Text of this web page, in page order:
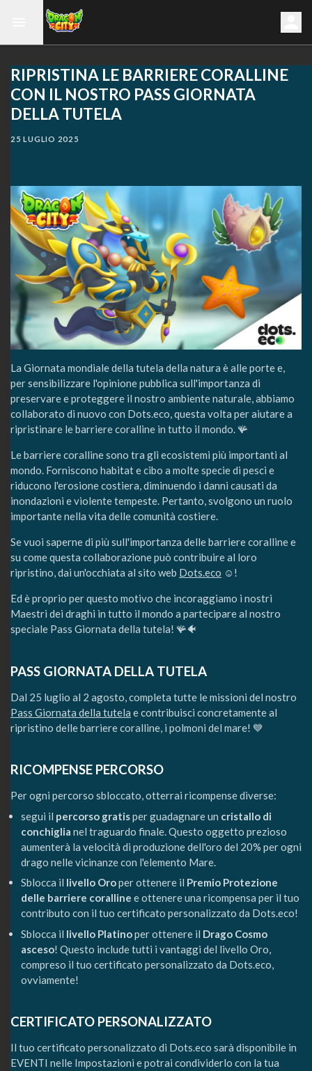
RIPRISTINA LE BARRIERE CORALLINE
CON IL NOSTRO PASS GIORNATA
DELLA TUTELA
25 LUGLIO 2025
La Giornata mondiale della tutela della natura è alle porte e,
per sensibilizzare l'opinione pubblica sull'importanza di
preservare e proteggere il nostro ambiente naturale, abbiamo
collaborato di nuovo con Dots.eco, questa volta per aiutare a
ripristinare le barriere coralline in tutto il mondo. 🪸
Le barriere coralline sono tra gli ecosistemi più importanti al
mondo. Forniscono habitat e cibo a molte specie di pesci e
riducono l'erosione costiera, diminuendo i danni causati da
inondazioni e violente tempeste. Pertanto, svolgono un ruolo
importante nella vita delle comunità costiere.
Se vuoi saperne di più sull'importanza delle barriere coralline e
su come questa collaborazione può contribuire al loro
ripristino, dai un'occhiata al sito web Dots.eco ☺️!
Ed è proprio per questo motivo che incoraggiamo i nostri
Maestri dei draghi in tutto il mondo a partecipare al nostro
speciale Pass Giornata della tutela! 🪸🐠
PASS GIORNATA DELLA TUTELA
Dal 25 luglio al 2 agosto, completa tutte le missioni del nostro
Pass Giornata della tutela e contribuisci concretamente al
ripristino delle barriere coralline, i polmoni del mare! 💙
RICOMPENSE PERCORSO
Per ogni percorso sbloccato, otterrai ricompense diverse:
segui il percorso gratisper guadagnare un cristallo di
conchiglia nel traguardo finale. Questo oggetto prezioso
aumenterà la velocità di produzione dell'oro del 20% per ogni
drago nelle vicinanze con l'elemento Mare.
Sblocca il livello Oroper ottenere il Premio Protezione
delle barriere coralline e ottenere una ricompensa per il tuo
contributo con il tuo certificato personalizzato da Dots.eco!
Sblocca il livello Platinoper ottenere il Drago Cosmo
asceso! Questo include tutti i vantaggi del livello Oro,
compreso il tuo certificato personalizzato da Dots.eco,
ovviamente!
CERTIFICATO PERSONALIZZATO
Il tuo certificato personalizzato di Dots.eco sarà disponibile in
EVENTI nelle Impostazioni e potrai condividerlo con la tua